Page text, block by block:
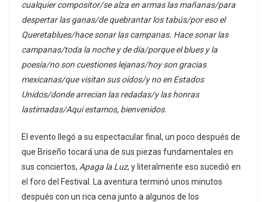
cualquier compositor/se alza en armas las mañanas/para
despertar las ganas/de quebrantar los tabús/por eso el
Queretablues/hace sonar las campanas. Hace sonar las
campanas/toda la noche y de día/porque el blues y la
poesía/no son cuestiones lejanas/hoy son gracias
mexicanas/que visitan sus oídos/y no en Estados
Unidos/donde arrecian las redadas/y las honras
lastimadas/Aquí estamos, bienvenidos.
El evento llegó a su espectacular final, un poco después de
que Briseño tocará una de sus piezas fundamentales en
sus conciertos, Apaga la Luz, y literalmente eso sucedió en
el foro del Festival. La aventura terminó unos minutos
después con un rica cena junto a algunos de los